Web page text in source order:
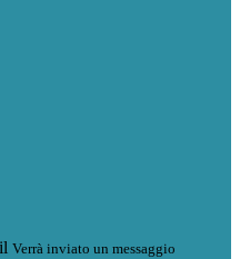
Verrà inviato un messaggio